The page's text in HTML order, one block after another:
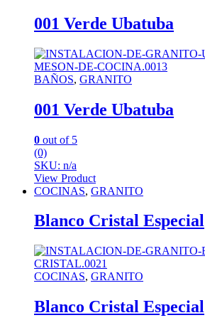
001 Verde Ubatuba
BAÑOS, GRANITO
001 Verde Ubatuba
0 out of 5
(0)
SKU: n/a
View Product
COCINAS, GRANITO
Blanco Cristal Especial
COCINAS, GRANITO
Blanco Cristal Especial